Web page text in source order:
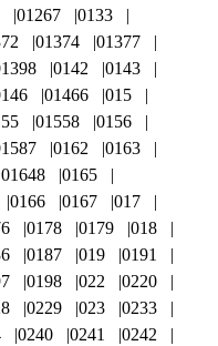
01267
0133
01374
01377
0142
0143
01466
015
01558
0156
0162
0163
01648
0165
0166 0167
017
0178 0179
018
0187 019
0191
0198 022
0220
0229 023
0233
0240 0241
0242